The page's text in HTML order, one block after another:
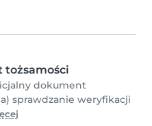
tożsamości
dokument
sprawdzanie weryfikacji